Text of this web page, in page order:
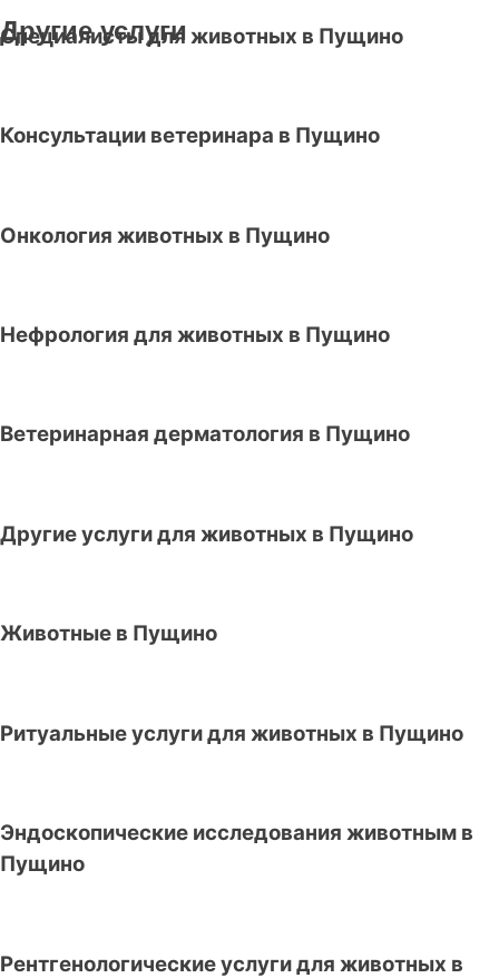
Другие услуги
Специалисты для животных в Пущино
Консультации ветеринара в Пущино
Онкология животных в Пущино
Нефрология для животных в Пущино
Ветеринарная дерматология в Пущино
Другие услуги для животных в Пущино
Животные в Пущино
Ритуальные услуги для животных в Пущино
Эндоскопические исследования животным в
Пущино
Рентгенологические услуги для животных в